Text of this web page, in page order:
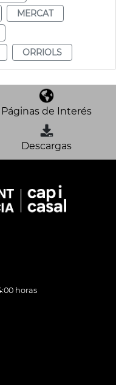
MERCAT
ORRIOLS
Páginas de Interés
Descargas
horas